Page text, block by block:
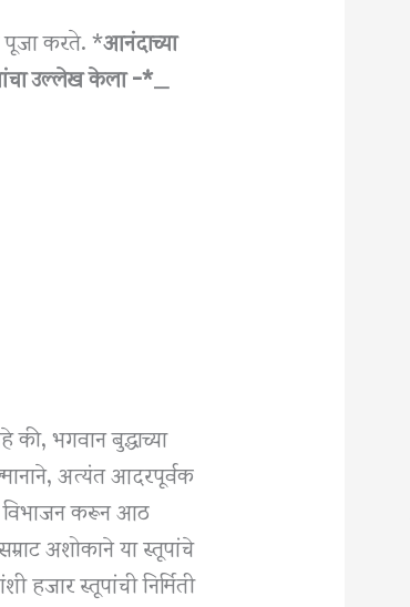
पूजा करते. *आनंदाच्या
उल्लेख केला -*_
भगवान बुद्धाच्या
अत्यंत आदरपूर्वक
विभाजन करून आठ
अशोकाने या स्तूपांचे
स्तूपांची निर्मिती